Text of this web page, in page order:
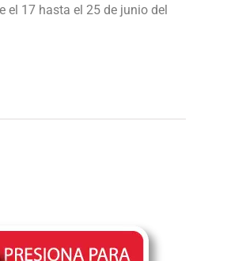
el 17 hasta el 25 de junio del